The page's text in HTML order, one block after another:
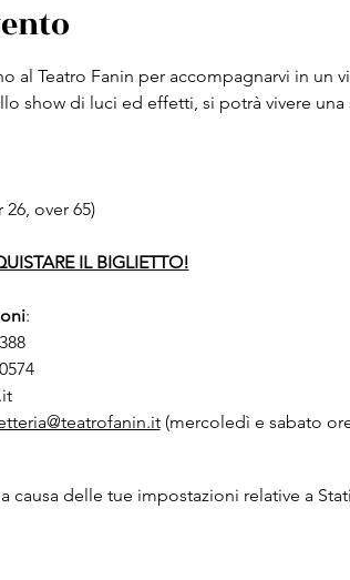
al Teatro Fanin per accompagnarvi in un
show di luci ed effetti, si potrà vivere
over 65)
IL BIGLIETTO!
:
(mercoledì e sabato ore
causa delle tue impostazioni relative a